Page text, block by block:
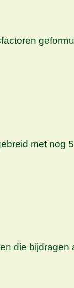
met nog
die bijdragen